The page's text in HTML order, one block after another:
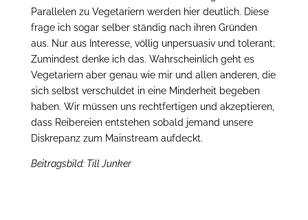
Parallelen zu Vegetariern werden hier deutlich. Diese
frage ich sogar selber ständig nach ihren Gründen
aus. Nur aus Interesse, völlig unpersuasiv und tolerant;
Zumindest denke ich das. Wahrscheinlich geht es
Vegetariern aber genau wie mir und allen anderen, die
sich selbst verschuldet in eine Minderheit begeben
haben. Wir müssen uns rechtfertigen und akzeptieren,
dass Reibereien entstehen sobald jemand unsere
Diskrepanz zum Mainstream aufdeckt.
Beitragsbild: Till Junker